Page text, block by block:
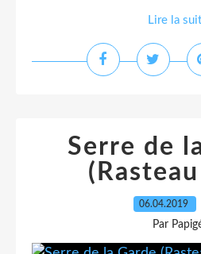
Lire la
Serre de
06.04.2019
Par